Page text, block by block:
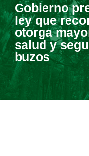
Gobierno
ley que
otorga
salud y
buzos